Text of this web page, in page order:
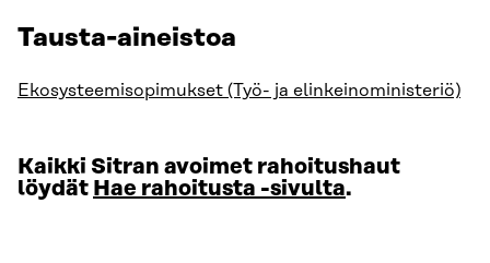
Tausta-aineistoa
Ekosysteemisopimukset (Työ- ja elinkeinoministeriö)
Kaikki Sitran avoimet rahoitushaut
löydät Hae rahoitusta -sivulta.